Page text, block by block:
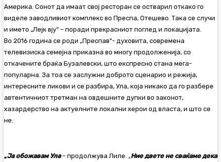
Америка. Сонот да имаат свој ресторан се остварил откако го
виделе заводливиот комплекс во Преспа, Отешево. Така се случи
и името „Лејк вју“ – поради прекрасниот поглед и локацијата.
Во 2016 година се роди „Преспав“- духовита, современа
телевизиска семејна приказна во многу продолженија, со
откачените браќа Бузалевски, што експресно стана мега-
популарна. За тоа се заслужни доброто сценарио и режија,
интересните ликови и се разбира, Ула, која никако да го разбере
автентичниот третман на овдешните дупки во законот,
хазардерство на актуелните локални херои од власта, и што се
не.
„Ја обожавам Ула– продолжува Лиле. „Ние двете не сваќаме дека